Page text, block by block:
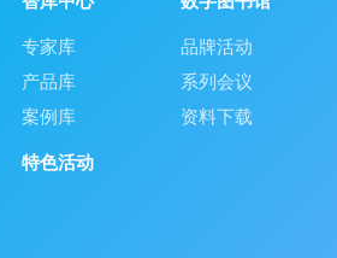
专家库
产品库
案例库
特色活动
品牌活动
系列会议
资料下载